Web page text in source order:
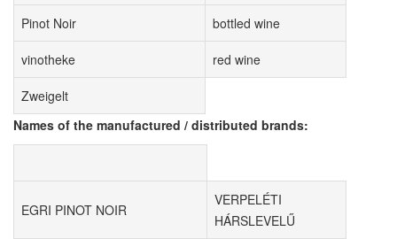
Pinot Noir bottled wine
vinotheke red wine
Zweigelt
Names of the manufactured / distributed brands:
EGRI PINOT NOIR
VERPELÉTI
HÁRSLEVELŰ